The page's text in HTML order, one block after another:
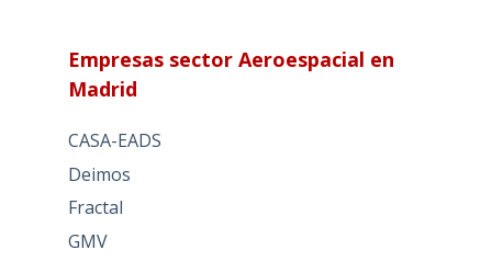
Empresas sector Aeroespacial en
Madrid
CASA-EADS
Deimos
Fractal
GMV